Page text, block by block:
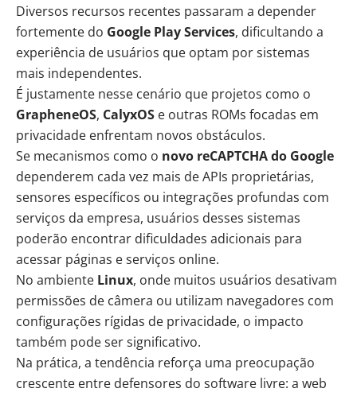
Diversos recursos recentes passaram a depender
fortemente do Google Play Services, dificultando a
experiência de usuários que optam por sistemas
mais independentes.
É justamente nesse cenário que projetos como o
GrapheneOS, CalyxOS e outras ROMs focadas em
privacidade enfrentam novos obstáculos.
Se mecanismos como o novo reCAPTCHA do Google
dependerem cada vez mais de APIs proprietárias,
sensores específicos ou integrações profundas com
serviços da empresa, usuários desses sistemas
poderão encontrar dificuldades adicionais para
acessar páginas e serviços online.
No ambiente Linux, onde muitos usuários desativam
permissões de câmera ou utilizam navegadores com
configurações rígidas de privacidade, o impacto
também pode ser significativo.
Na prática, a tendência reforça uma preocupação
crescente entre defensores do software livre: a web